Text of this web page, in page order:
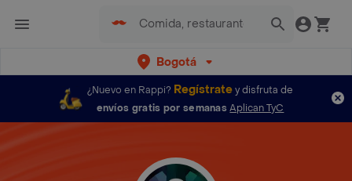
Bogotá
¿Nuevo en Rappi? Regístratey disfruta de
envíos gratis por semanas Aplican TyC